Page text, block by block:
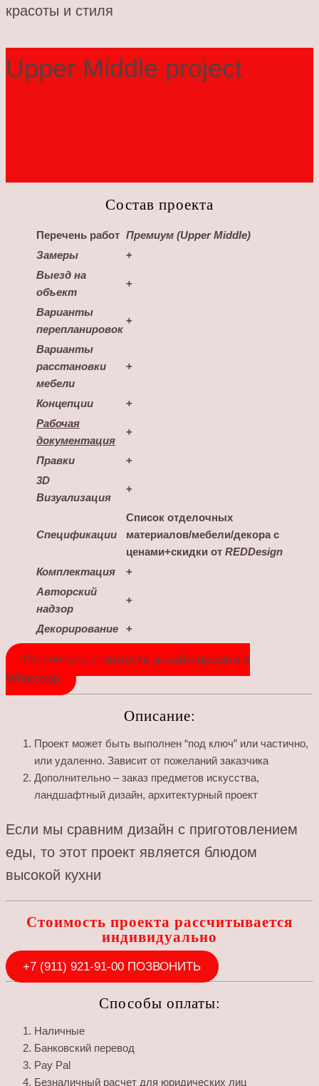
красоты и стиля
Upper Middle project
Состав проекта
Перечень работ Премиум (Upper Middle)
Замеры
+
Выезд на
объект
+
Варианты
перепланировок
+
Варианты
расстановки
мебели
+
Концепции
+
Рабочая
документация
+
Правки
+
3D
Визуализация
+
Спецификации
Список отделочных
материалов/мебели/декора с
ценами+скидки от REDDesign
Комплектация
+
Авторский
надзор
+
Декорирование +
Рассчитать стоимость дизайн-проекта в
Whatsapp
Описание:
Проект может быть выполнен “под ключ” или частично,
или удаленно. Зависит от пожеланий заказчика
Дополнительно – заказ предметов искусства,
ландшафтный дизайн, архитектурный проект
Если мы сравним дизайн с приготовлением
еды, то этот проект является блюдом
высокой кухни
Стоимость проекта рассчитывается
индивидуально
+7 (911) 921-91-00 ПОЗВОНИТЬ
Способы оплаты:
Наличные
Банковский перевод
Pay Pal
Безналичный расчет для юридических лиц